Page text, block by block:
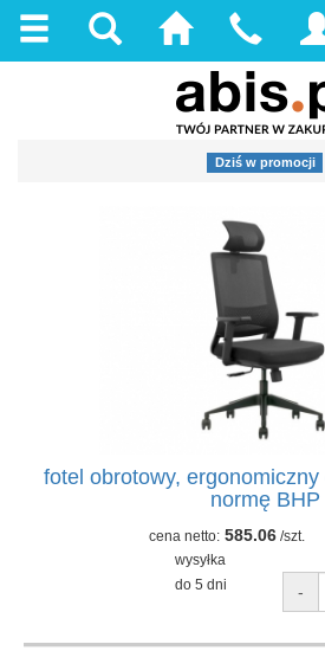
Dziś w promocji
fotel obrotowy, ergonomiczny
normę BHP
cena netto: 585.06 /szt.
wysyłka
do 5 dni
-